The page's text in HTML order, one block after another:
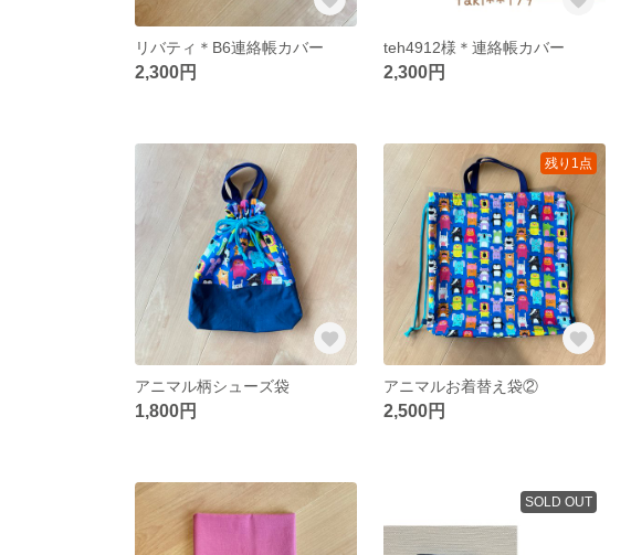
リバティ＊B6連絡帳カバー
2,300円
teh4912様＊連絡帳カバー
2,300円
アニマル柄シューズ袋
1,800円
残り1点
アニマルお着替え袋②
2,500円
SOLD OUT